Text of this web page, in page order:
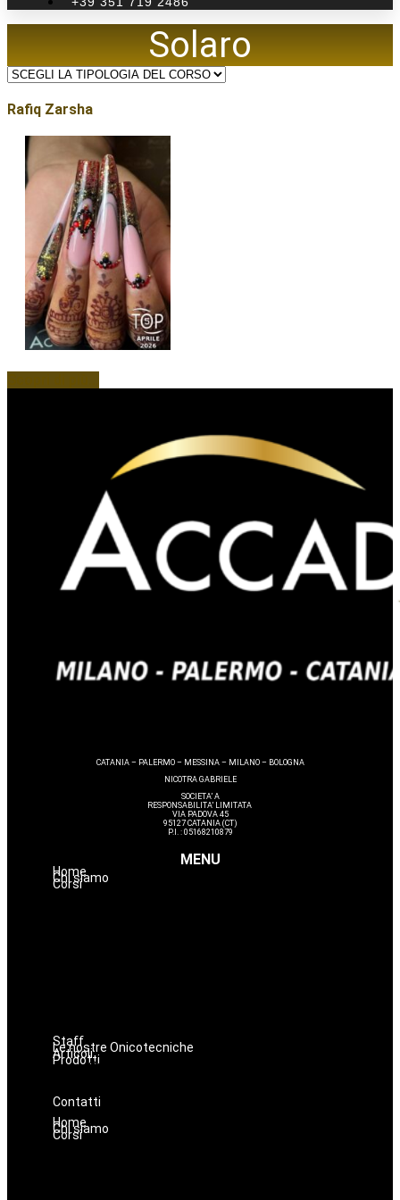
Solaro
Rafiq Zarsha
CATANIA – PALERMO – MESSINA – MILANO – BOLOGNA
NICOTRA GABRIELE
SOCIETA’ A
RESPONSABILITA’ LIMITATA
VIA PADOVA 45
95127 CATANIA (CT)
P.I. : 05168210879
MENU
Home
Chi siamo
Corsi
Staff
Le nostre Onicotecniche
Articoli
ProdottiOniconails
Prodotti per ricostruzione unghie
Contatti
Home
Chi siamo
Corsi